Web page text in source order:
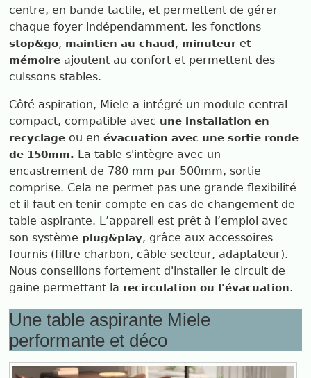
centre, en bande tactile, et permettent de gérer
chaque foyer indépendamment. les fonctions
stop&go, maintien au chaud, minuteuret
mémoire ajoutent au confort et permettent des
cuissons stables.
Côté aspiration, Miele a intégré un module central
compact, compatible avec une installation en
recyclage ou enévacuation avec une sortie ronde
de 150mm. La table s'intègre avec un
encastrement de 780 mm par 500mm, sortie
comprise. Cela ne permet pas une grande flexibilité
et il faut en tenir compte en cas de changement de
table aspirante. L’appareil est prêt à l’emploi avec
son système plug&play, grâce aux accessoires
fournis (filtre charbon, câble secteur, adaptateur).
Nous conseillons fortement d'installer le circuit de
gaine permettant la recirculation ou l'évacuation.
Une table aspirante Miele
performante et déco